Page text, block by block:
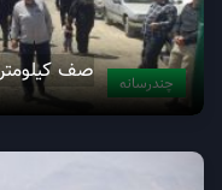
چندرسانه صف